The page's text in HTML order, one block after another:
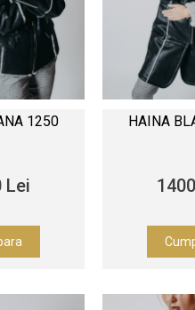
1250
Lei
HAINA